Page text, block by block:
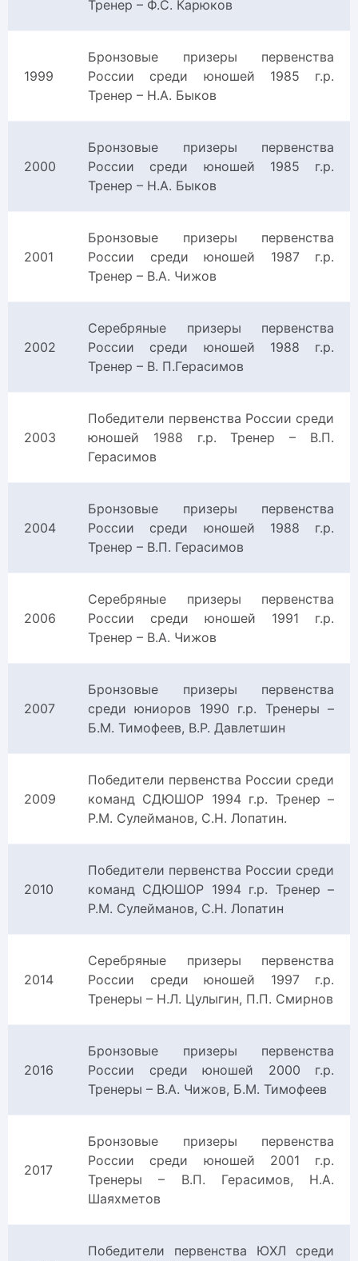
Тренер – Ф.С. Карюков
1999
Бронзовые призеры первенства
России среди юношей 1985 г.р.
Тренер – Н.А. Быков
2000
Бронзовые призеры первенства
России среди юношей 1985 г.р.
Тренер – Н.А. Быков
2001
Бронзовые призеры первенства
России среди юношей 1987 г.р.
Тренер – В.А. Чижов
2002
Серебряные призеры первенства
России среди юношей 1988 г.р.
Тренер – В. П.Герасимов
2003
Победители первенства России среди
юношей 1988 г.р. Тренер – В.П.
Герасимов
2004
Бронзовые призеры первенства
России среди юношей 1988 г.р.
Тренер – В.П. Герасимов
2006
Серебряные призеры первенства
России среди юношей 1991 г.р.
Тренер – В.А. Чижов
2007
Бронзовые призеры первенства
среди юниоров 1990 г.р. Тренеры –
Б.М. Тимофеев, В.Р. Давлетшин
2009
Победители первенства России среди
команд СДЮШОР 1994 г.р. Тренер –
Р.М. Сулейманов, С.Н. Лопатин.
2010
Победители первенства России среди
команд СДЮШОР 1994 г.р. Тренер –
Р.М. Сулейманов, С.Н. Лопатин
2014
Серебряные призеры первенства
России среди юношей 1997 г.р.
Тренеры – Н.Л. Цулыгин, П.П. Смирнов
2016
Бронзовые призеры первенства
России среди юношей 2000 г.р.
Тренеры – В.А. Чижов, Б.М. Тимофеев
2017
Бронзовые призеры первенства
России среди юношей 2001 г.р.
Тренеры – В.П. Герасимов, Н.А.
Шаяхметов
Победители первенства ЮХЛ среди